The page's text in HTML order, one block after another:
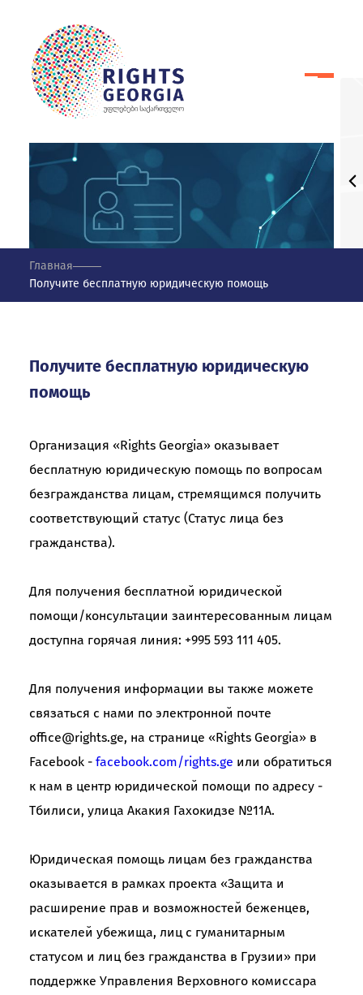
Главная
Получите бесплатную юридическую помощь
Получите бесплатную юридическую
помощь
Организация «Rights Georgia» оказывает
бесплатную юридическую помощь по вопросам
безгражданства лицам, стремящимся получить
соответствующий статус (Статус лица без
гражданства).
Для получения бесплатной юридической
помощи/консультации заинтересованным лицам
доступна горячая линия: +995 593 111 405.
Для получения информации вы также можете
связаться с нами по электронной почте
office@rights.ge, на странице «Rights Georgia» в
Facebook - facebook.com/rights.ge или обратиться
к нам в центр юридической помощи по адресу -
Тбилиси, улица Акакия Гахокидзе №11А.
Юридическая помощь лицам без гражданства
оказывается в рамках проекта «Защита и
расширение прав и возможностей беженцев,
искателей убежища, лиц с гуманитарным
статусом и лиц без гражданства в Грузии» при
поддержке Управления Верховного комиссара